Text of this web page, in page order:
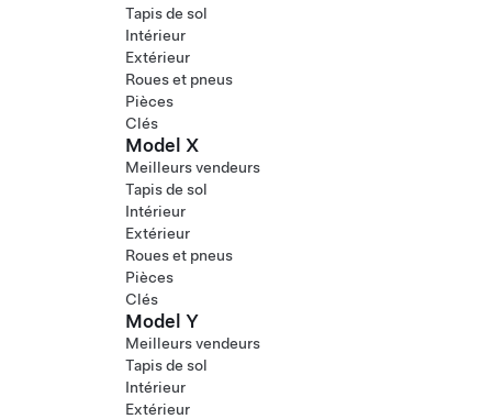
Tapis de sol
Intérieur
Extérieur
Roues et pneus
Pièces
Clés
Model X
Meilleurs vendeurs
Tapis de sol
Intérieur
Extérieur
Roues et pneus
Pièces
Clés
Model Y
Meilleurs vendeurs
Tapis de sol
Intérieur
Extérieur